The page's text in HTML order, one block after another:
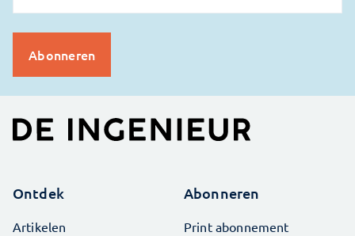
Ontdek
Artikelen
Abonneren
Print abonnement